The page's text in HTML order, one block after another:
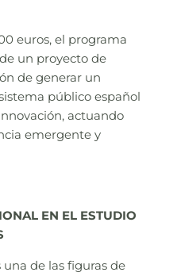
euros, el programa
un proyecto de
de generar un
público español
actuando
emergente y
EN EL ESTUDIO
una de las figuras de